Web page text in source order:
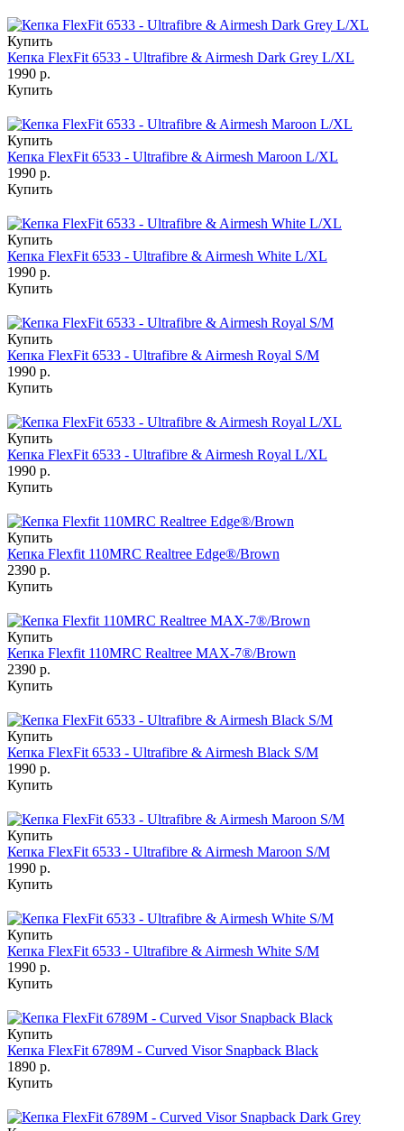
Купить
Кепка FlexFit 6533 - Ultrafibre & Airmesh Dark Grey L/XL
1990 р.
Купить
Купить
Кепка FlexFit 6533 - Ultrafibre & Airmesh Maroon L/XL
1990 р.
Купить
Купить
Кепка FlexFit 6533 - Ultrafibre & Airmesh White L/XL
1990 р.
Купить
Купить
Кепка FlexFit 6533 - Ultrafibre & Airmesh Royal S/M
1990 р.
Купить
Купить
Кепка FlexFit 6533 - Ultrafibre & Airmesh Royal L/XL
1990 р.
Купить
Купить
Кепка Flexfit 110MRC Realtree Edge®/Brown
2390 р.
Купить
Купить
Кепка Flexfit 110MRC Realtree MAX-7®/Brown
2390 р.
Купить
Купить
Кепка FlexFit 6533 - Ultrafibre & Airmesh Black S/M
1990 р.
Купить
Купить
Кепка FlexFit 6533 - Ultrafibre & Airmesh Maroon S/M
1990 р.
Купить
Купить
Кепка FlexFit 6533 - Ultrafibre & Airmesh White S/M
1990 р.
Купить
Купить
Кепка FlexFit 6789M - Curved Visor Snapback Black
1890 р.
Купить